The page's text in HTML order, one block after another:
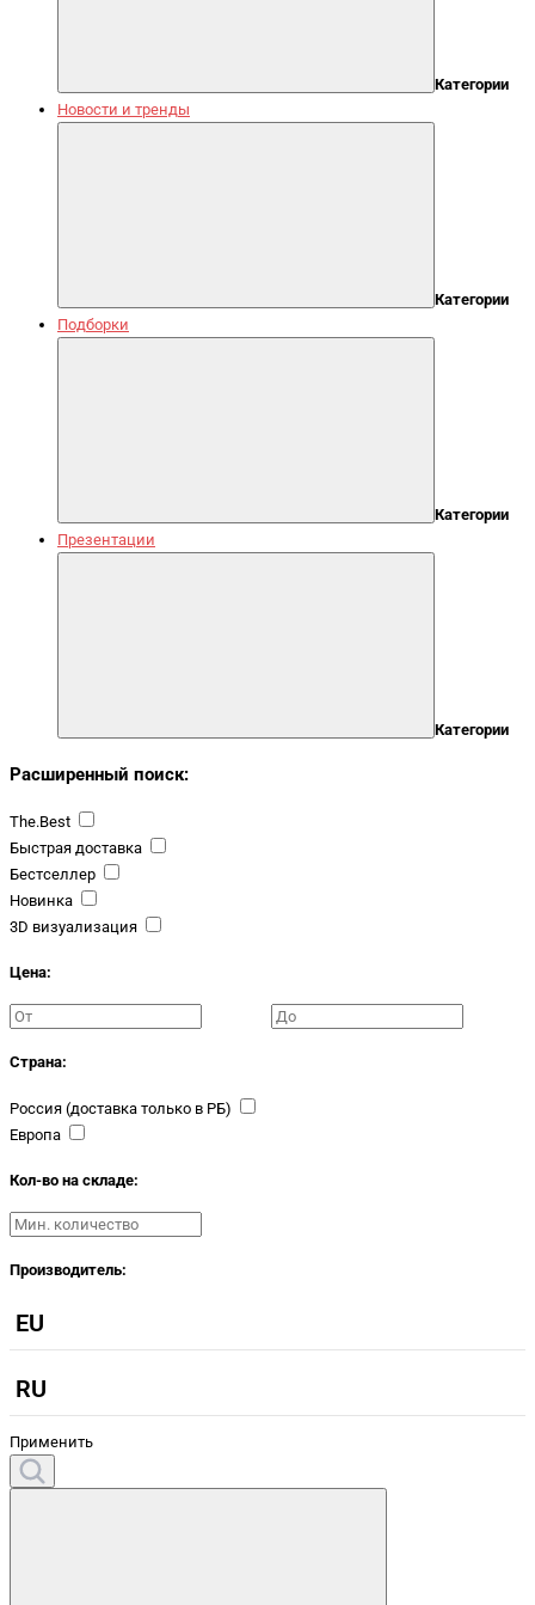
Категории
Новости и тренды
Категории
Подборки
Категории
Презентации
Категории
Расширенный поиск:
The.Best
Быстрая доставка
Бестселлер
Новинка
3D визуализация
Цена:
Страна:
Россия (доставка только в РБ)
Европа
Кол-во на складе:
Производитель:
EU
RU
Применить